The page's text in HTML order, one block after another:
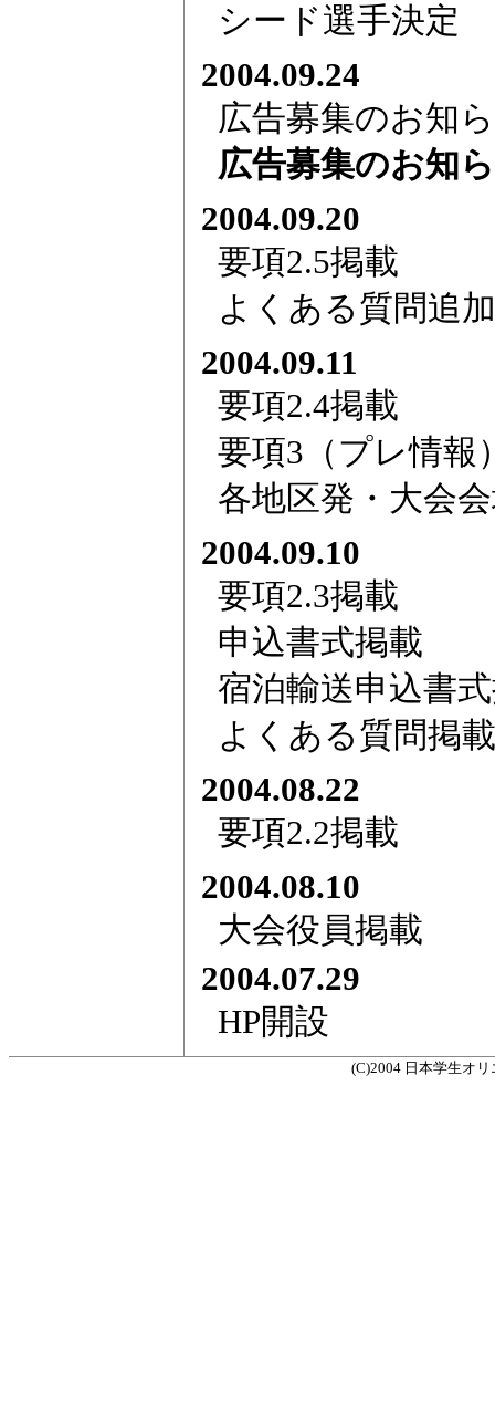
シード選手決定
2004.09.24
広告募集のお知
広告募集のお知
2004.09.20
要項2.5掲載
よくある質問追加
2004.09.11
要項2.4掲載
要項3（プレ情報
各地区発・大会
2004.09.10
要項2.3掲載
申込書式掲載
宿泊輸送申込書
よくある質問掲載
2004.08.22
要項2.2掲載
2004.08.10
大会役員掲載
2004.07.29
HP開設
(C)2004 日本学生オ